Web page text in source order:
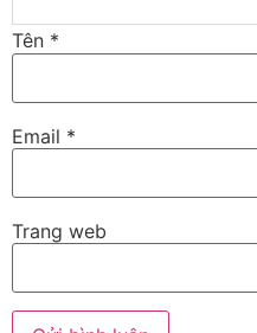
Tên *
Email *
Trang web